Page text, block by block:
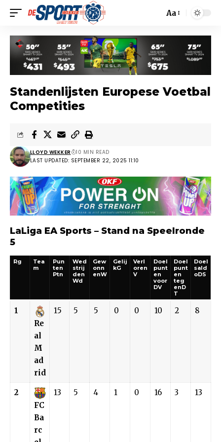
Aa
Standenlijsten Europese Voetbal
Competities
LAST UPDATED: SEPTEMBER 22, 2025 11:10
LLOYD WEKKER 10 MIN READ
LaLiga EA Sports – Stand na Speelronde
5
Rg
Tea
m
Pun
ten
Ptn
Wed
strij
den
Wd
Gew
onn
enW
Gelij
kG
Verl
oren
V
Doel
punt
en
voor
DV
Doel
punt
en
teg
enD
T
Doel
sald
oDS
1
Re
al
M
ad
rid
15 5 5 0 0 10 2 8
2
FC
Ba
rc
13 5 4 1 0 16 3 13